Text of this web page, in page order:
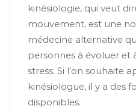
kinésiologie, qui veut
mouvement, est une
médecine alternative
personnes à évoluer et
stress. Si l’on souhaite
kinésiologue, il y a des
disponibles.